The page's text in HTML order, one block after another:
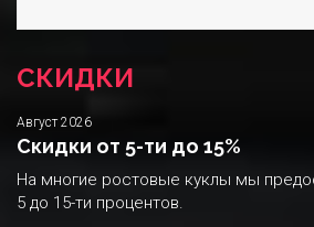
СКИДКИ
Август 2026
Скидки от 5-ти до 15%
На многие ростовые куклы мы
5 до 15-ти процентов.